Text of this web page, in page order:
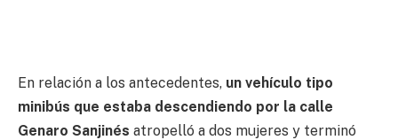
En relación a los antecedentes, un vehículo tipo
minibús que estaba descendiendo por la calle
Genaro Sanjinés atropelló a dos mujeres y terminó